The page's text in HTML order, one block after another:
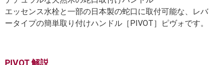
エッセンス水栓と一部の日本製の蛇口に取付可能な、レバ
ータイプの簡単取り付けハンドル［PIVOT］ピヴォです。